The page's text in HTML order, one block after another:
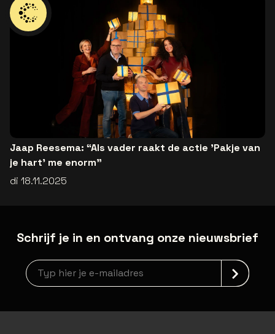
Jaap Reesema: “Als vader raakt de actie 'Pakje van
je hart' me enorm”
di 18.11.2025
Schrijf je in en ontvang onze nieuwsbrief
Nieuwsbrief aanmelding